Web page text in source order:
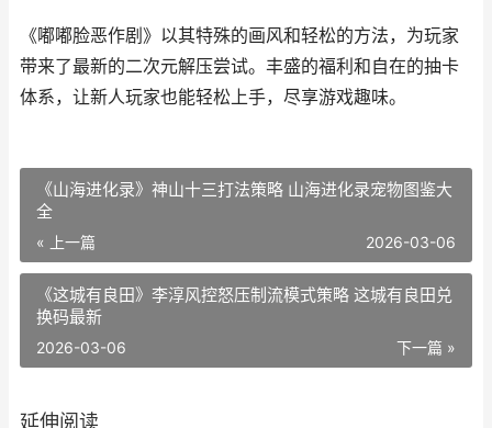
《嘟嘟脸恶作剧》以其特殊的画风和轻松的方法，为玩家
带来了最新的二次元解压尝试。丰盛的福利和自在的抽卡
体系，让新人玩家也能轻松上手，尽享游戏趣味。
《山海进化录》神山十三打法策略 山海进化录宠物图鉴大
全
« 上一篇 2026-03-06
《这城有良田》李淳风控怒压制流模式策略 这城有良田兑
换码最新
下一篇 »
2026-03-06
延伸阅读